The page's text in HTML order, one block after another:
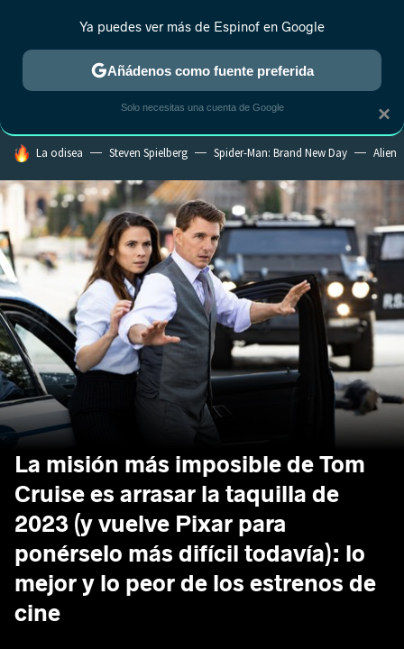
ESTRENOS REALITY ANIME RANKINGS CINE
HOY SE HABLA DE
La odisea Steven Spielberg Spider-Man: Brand New Day Alien
La misión más imposible de Tom
Cruise es arrasar la taquilla de
2023 (y vuelve Pixar para
ponérselo más difícil todavía): lo
mejor y lo peor de los estrenos de
cine
×
Ya puedes ver más de Espinof en Google
Añádenos como fuente preferida
Solo necesitas una cuenta de Google